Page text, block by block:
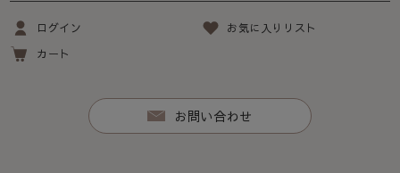
ログイン
お気に入りリスト
カート
お問い合わせ